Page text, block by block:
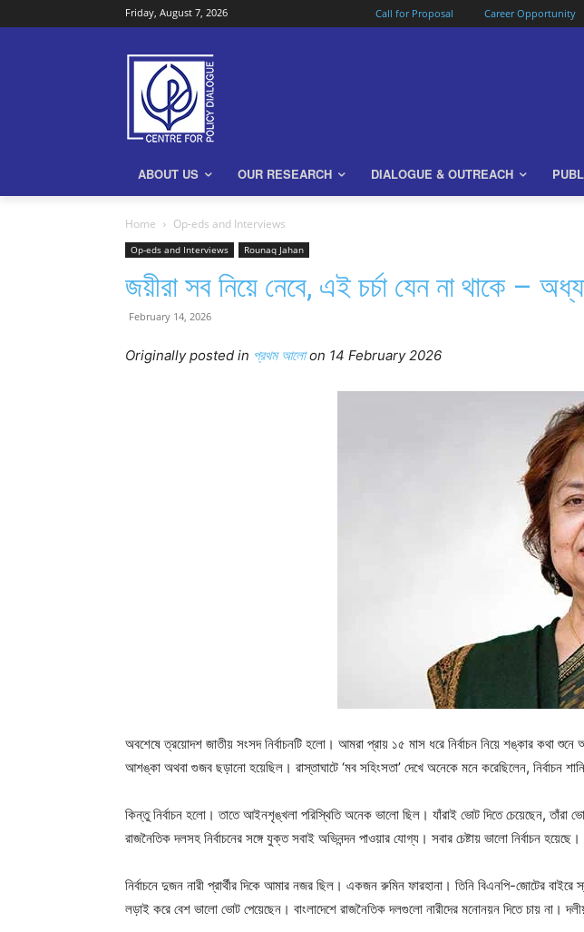
Friday, August 7, 2026 Call for Proposal Career Opportunity
ABOUT US OUR RESEARCH DIALOGUE & OUTREACH
Home Op-eds and Interviews
Op-eds and Interviews Rounaq Jahan
জয়ীরা সব নিয়ে নেবে, এই চর্চা যেন না থাকে –
February 14, 2026
Originally posted in প্রথম আলোon 14 February 2026
অবশেষে ত্রয়োদশ জাতীয় সংসদ নির্বাচনটি হলো। আমরা প্রায় ১৫ মাস ধরে নির্বাচন নিয়ে শঙ্কার কথা
আশঙ্কা অথবা গুজব ছড়ানো হয়েছিল। রাস্তাঘাটে ‘মব সহিংসতা’ দেখে অনেকে মনে করেছিলেন, নির্বাচন
কিন্তু নির্বাচন হলো। তাতে আইনশৃঙ্খলা পরিস্থিতি অনেক ভালো ছিল। যাঁরাই ভোট দিতে চেয়েছেন, তাঁরা
রাজনৈতিক দলসহ নির্বাচনের সঙ্গে যুক্ত সবাই অভিনন্দন পাওয়ার যোগ্য। সবার চেষ্টায় ভালো নির্বাচন
নির্বাচনে দুজন নারী প্রার্থীর দিকে আমার নজর ছিল। একজন রুমিন ফারহানা। তিনি বিএনপি-জোটের বাইরে
লড়াই করে বেশ ভালো ভোট পেয়েছেন। বাংলাদেশে রাজনৈতিক দলগুলো নারীদের মনোনয়ন দিতে চায় না।